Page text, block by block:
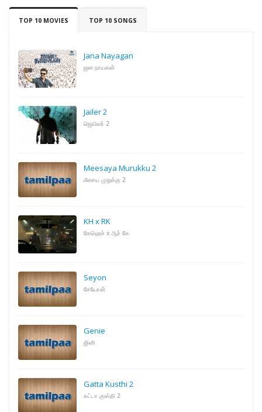
TOP 10 MOVIES TOP 10 SONGS
Jana Nayagan
ஜன நாயகன்
Jailer 2
ஜெயிலர் 2
Meesaya Murukku 2
மீசைய முறுக்கு 2
KH x RK
கேஹெச் x ஆர் கே
Seyon
சேயோன்
Genie
ஜினி
Gatta Kusthi 2
கட்டா குஸ்தி 2